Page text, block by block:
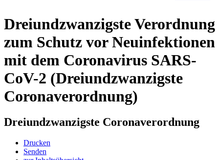
Dreiundzwanzigste Verordnung
zum Schutz vor Neuinfektionen
mit dem Coronavirus SARS-
CoV-2 (Dreiundzwanzigste
Coronaverordnung)
Dreiundzwanzigste Coronaverordnung
Drucken
Senden